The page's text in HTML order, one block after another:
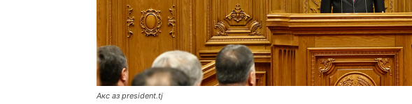
Акс аз president.tj